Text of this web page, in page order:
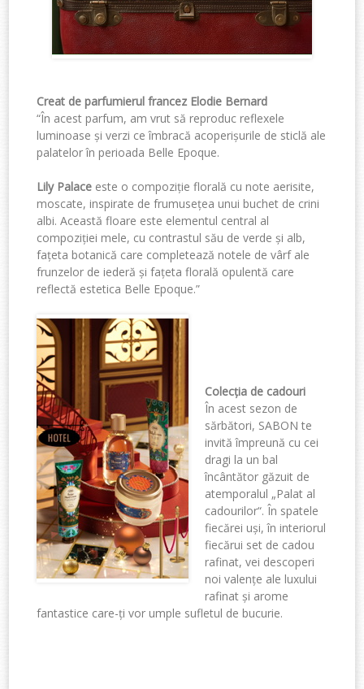
Creat de parfumierul francez Elodie Bernard
“În acest parfum, am vrut să reproduc reflexele
luminoase și verzi ce îmbracă acoperișurile de sticlă ale
palatelor în perioada Belle Epoque.
Lily Palace este o compoziție florală cu note aerisite,
moscate, inspirate de frumusețea unui buchet de crini
albi. Această floare este elementul central al
compoziției mele, cu contrastul său de verde și alb,
fațeta botanică care completează notele de vârf ale
frunzelor de iederă și fațeta florală opulentă care
reflectă estetica Belle Epoque.”
Colecția de cadouri
În acest sezon de
sărbători, SABON te
invită împreună cu cei
dragi la un bal
încântător găzuit de
atemporalul „Palat al
cadourilor“. În spatele
fiecărei uși, în interiorul
fiecărui set de cadou
rafinat, vei descoperi
noi valențe ale luxului
rafinat și arome
fantastice care-ți vor umple sufletul de bucurie.